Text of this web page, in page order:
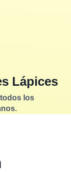
Lápices
los